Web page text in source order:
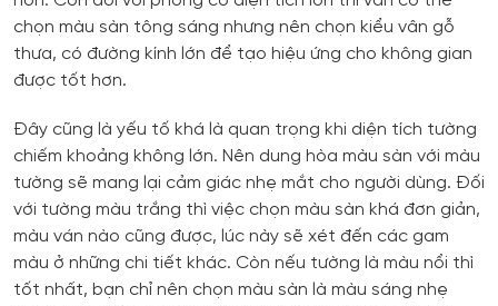
chọn màu sàn tông sáng nhưng nên chọn kiểu vân gỗ
thưa, có đường kính lớn để tạo hiệu ứng cho không gian
được tốt hơn.
Đây cũng là yếu tố khá là quan trọng khi diện tích tường
chiếm khoảng không lớn. Nên dung hòa màu sàn với màu
tường sẽ mang lại cảm giác nhẹ mắt cho người dùng. Đối
với tường màu trắng thì việc chọn màu sàn khá đơn giản,
màu ván nào cũng được, lúc này sẽ xét đến các gam
màu ở những chi tiết khác. Còn nếu tường là màu nổi thì
tốt nhất, bạn chỉ nên chọn màu sàn là màu sáng nhẹ